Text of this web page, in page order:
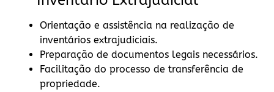
Orientação e assistência na realização de
inventários extrajudiciais.
Preparação de documentos legais necessários.
Facilitação do processo de transferência de
propriedade.